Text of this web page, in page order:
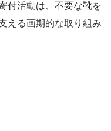
付活動は、不要な靴を
える画期的な取り組み